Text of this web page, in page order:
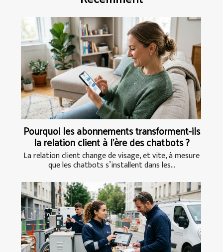
Pourquoi les abonnements transforment-ils
la relation client à l’ère des chatbots ?
La relation client change de visage, et vite, à mesure
que les chatbots s’installent dans les...